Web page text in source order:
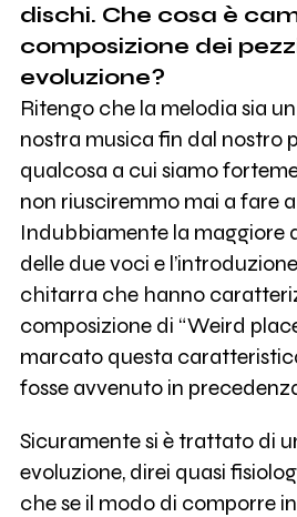
dischi. Che cosa è
composizione dei
evoluzione?
Ritengo che la melodia sia
nostra musica fin dal nostro
qualcosa a cui siamo
non riusciremmo mai a fare
Indubbiamente la maggiore
delle due voci e
chitarra che hanno
composizione di “Weird
marcato questa
fosse avvenuto in
Sicuramente si è trattato di
evoluzione, direi quasi
che se il modo di comporre